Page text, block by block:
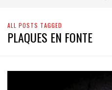
ALL POSTS TAGGED
PLAQUES EN FONTE